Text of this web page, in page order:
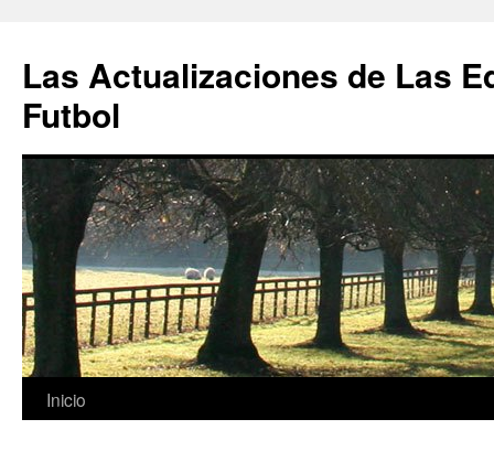
Las Actualizaciones de Las
Futbol
Saltar
Inicio